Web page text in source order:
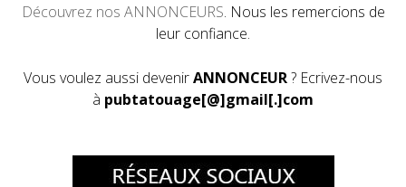
Découvrez nos ANNONCEURS. Nous les remercions de
leur confiance.
Vous voulez aussi devenirANNONCEUR? Ecrivez-nous
à pubtatouage[@]gmail[.]com